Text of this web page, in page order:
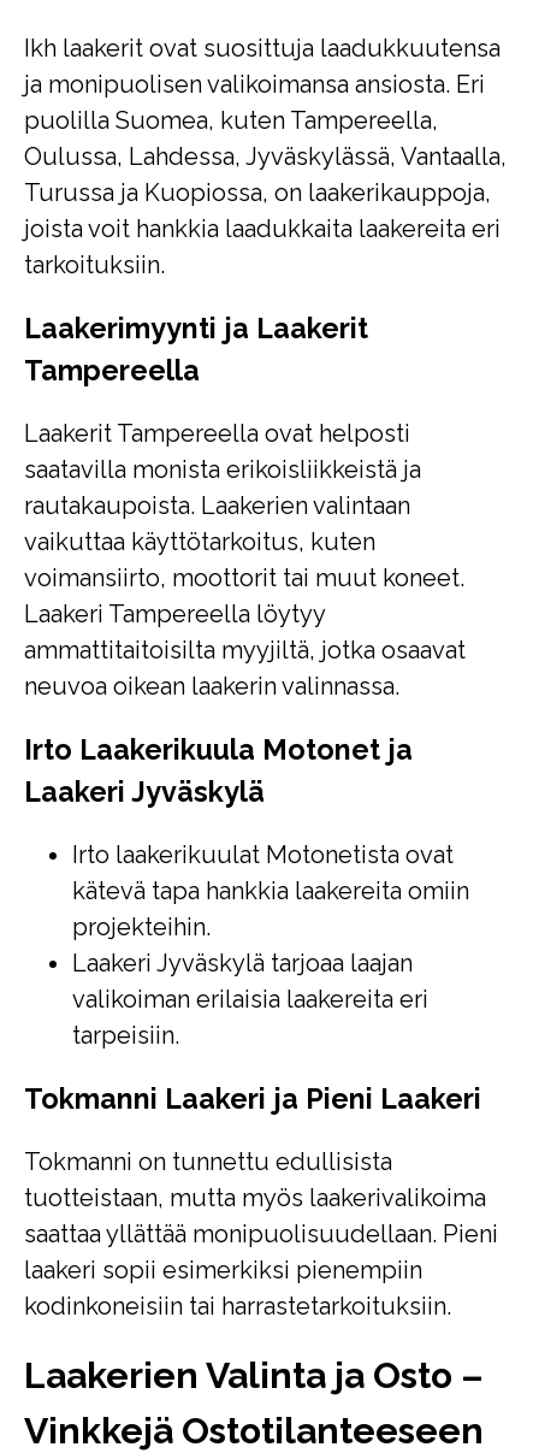
Ikh laakerit ovat suosittuja laadukkuutensa
ja monipuolisen valikoimansa ansiosta. Eri
puolilla Suomea, kuten Tampereella,
Oulussa, Lahdessa, Jyväskylässä, Vantaalla,
Turussa ja Kuopiossa, on laakerikauppoja,
joista voit hankkia laadukkaita laakereita eri
tarkoituksiin.
Laakerimyynti ja Laakerit
Tampereella
Laakerit Tampereella ovat helposti
saatavilla monista erikoisliikkeistä ja
rautakaupoista. Laakerien valintaan
vaikuttaa käyttötarkoitus, kuten
voimansiirto, moottorit tai muut koneet.
Laakeri Tampereella löytyy
ammattitaitoisilta myyjiltä, jotka osaavat
neuvoa oikean laakerin valinnassa.
Irto Laakerikuula Motonet ja
Laakeri Jyväskylä
Irto laakerikuulat Motonetista ovat
kätevä tapa hankkia laakereita omiin
projekteihin.
Laakeri Jyväskylä tarjoaa laajan
valikoiman erilaisia laakereita eri
tarpeisiin.
Tokmanni Laakeri ja Pieni Laakeri
Tokmanni on tunnettu edullisista
tuotteistaan, mutta myös laakerivalikoima
saattaa yllättää monipuolisuudellaan. Pieni
laakeri sopii esimerkiksi pienempiin
kodinkoneisiin tai harrastetarkoituksiin.
Laakerien Valinta ja Osto –
Vinkkejä Ostotilanteeseen